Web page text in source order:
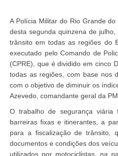
A Polícia Militar do Rio Grande
desta segunda quinzena de
trânsito em todas as regiões do
executado pelo Comando de
(CPRE), que é dividido em cinco
todas as regiões, com base nos
com o objetivo de diminuir os
Azevedo, comandante geral da
O trabalho de segurança viária
barreiras fixas e itinerantes, a
para a fiscalização de trânsito,
documentos e condições dos
utilizados por motociclistas, na